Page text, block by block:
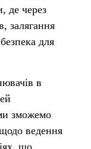
де через
залягання
для
в
зможемо
ведення
що